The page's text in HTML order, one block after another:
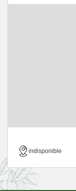
indisponible